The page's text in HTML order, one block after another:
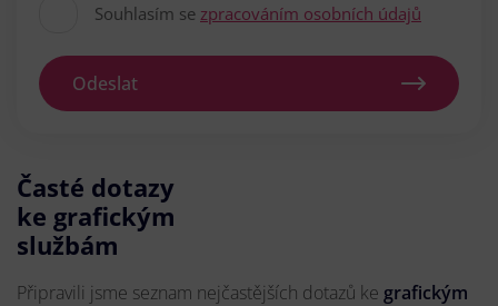
Souhlasím se zpracováním osobních údajů
Odeslat
Časté dotazy
ke grafickým
službám
Připravili jsme seznam nejčastějších dotazů ke grafickým